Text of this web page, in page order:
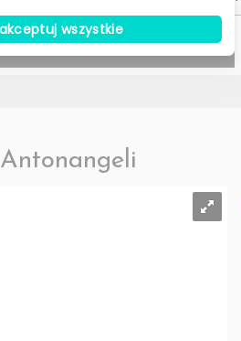
Antonangeli
wszystkie